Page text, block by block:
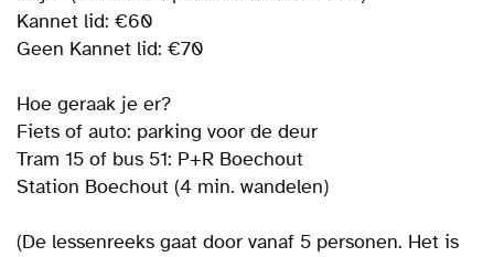
Kannet lid: €60
Geen Kannet lid: €70
Hoe geraak je er?
Fiets of auto: parking voor de deur
Tram 15 of bus 51: P+R Boechout
Station Boechout (4 min. wandelen)
(De lessenreeks gaat door vanaf 5 personen. Het is